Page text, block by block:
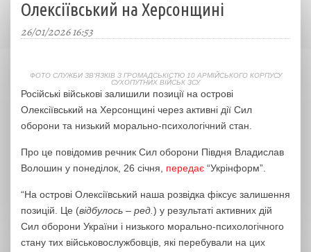
Олексіївський на Херсонщині
26/01/2026 16:53
ФОТО СЛУЖБИ ЗВ'ЯЗКІВ З ГРОМАДСЬКІСТЮ 10 АРМІЙСЬКОГО КОРПУСУ
СУХОПУТНИХ ВІЙСЬК ЗСУ
Російські військові залишили позиції на острові
Олексіївський на Херсонщині через активні дії Сил
оборони та низький морально-психологічний стан.
Про це повідомив речник Сил оборони Півдня Владислав
Волошин у понеділок, 26 січня, передає “Укрінформ”.
“На острові Олексіївський наша розвідка фіксує залишення
позицій. Це (відбулось – ред. ) у результаті активних дій
Сил оборони України і низького морально-психологічного
стану тих військовослужбовців, які перебували на цих